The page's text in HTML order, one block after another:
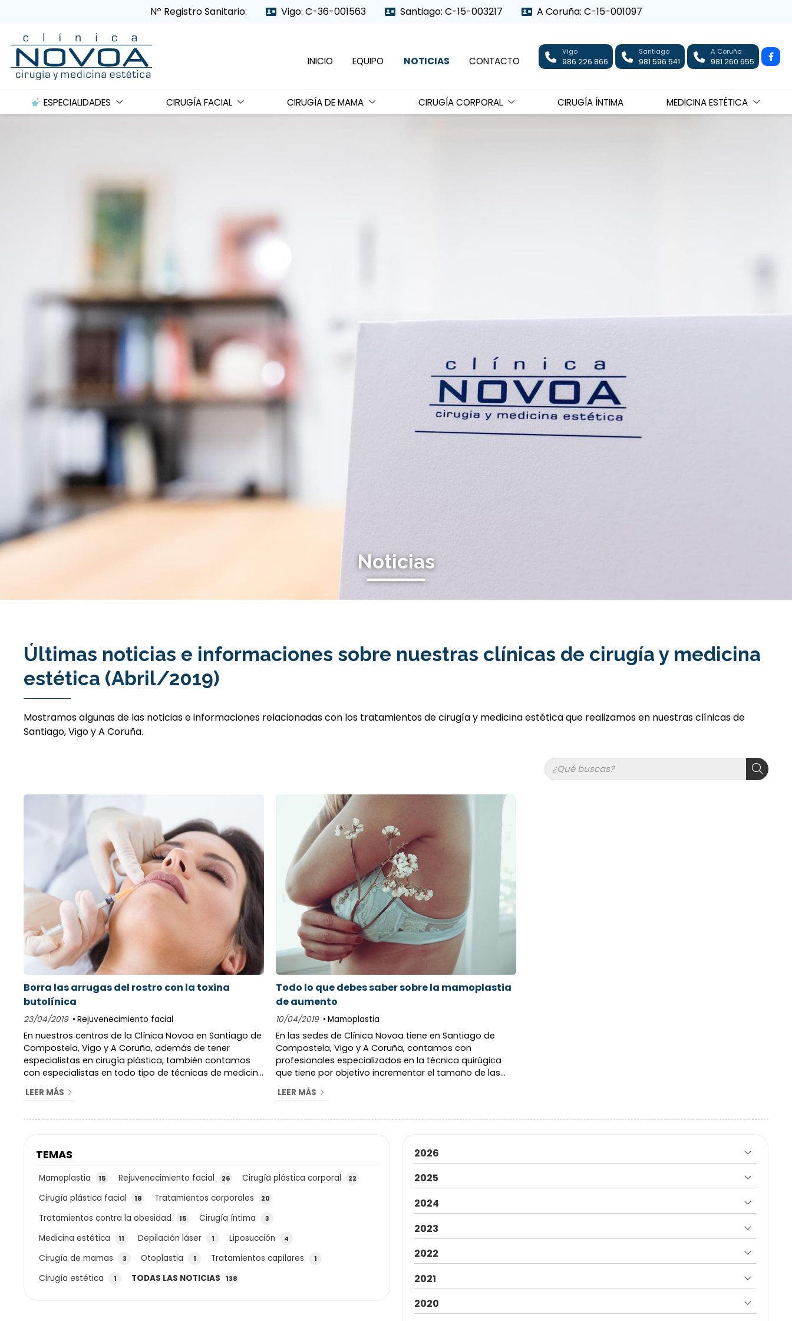
Nº Registro Sanitario: Vigo: C-36-001563 Santiago: C-15-003217 A Coruña: C-15-001097
INICIO EQUIPO NOTICIAS CONTACTO
Vigo
986 226 866
Santiago
981 596 541
A Coruña
981 260 655
ESPECIALIDADES CIRUGÍA FACIAL CIRUGÍA DE MAMA CIRUGÍA CORPORAL CIRUGÍA ÍNTIMA MEDICINA ESTÉTICA
Noticias
Últimas noticias e informaciones sobre nuestras clínicas de cirugía y medicina
estética (Abril/2019)
Mostramos algunas de las noticias e informaciones relacionadas con los tratamientos de cirugía y medicina estética que realizamos en nuestras clínicas de
Santiago, Vigo y A Coruña.
TEMAS
TODAS LAS NOTICIAS 138
Mamoplastia 15 Rejuvenecimiento facial 26 Cirugía plástica corporal 22
Cirugía plástica facial 18 Tratamientos corporales 20
Tratamientos contra la obesidad 15 Cirugía íntima 3
Medicina estética 11 Depilación láser 1 Liposucción 4
Cirugía de mamas 3 Otoplastia 1 Tratamientos capilares 1
Cirugía estética 1
Borra las arrugas del rostro con la toxina
butolínica
23/04/2019 Rejuvenecimiento facial
En nuestros centros de la Clínica Novoa en Santiago de
Compostela, Vigo y A Coruña, además de tener
especialistas en cirugía plástica, también contamos
con especialistas en todo tipo de técnicas de medicina
estética. Algunos de los servicios más demandados
por nuestros pacientes dentro de la medicina estética
Además, dentro de todos ellos el tratamiento más
LEER MÁS
Todo lo que debes saber sobre la mamoplastia
de aumento
10/04/2019 Mamoplastia
En las sedes de Clínica Novoa tiene en Santiago de
Compostela, Vigo y A Coruña, contamos con
profesionales especializados en la técnica quirúgica
que tiene por objetivo incrementar el tamaño de las
mamas, conocida como mamoplastia de aumento.
Son muchas las razones y muy diferentes las razonas
mamoplastia. Algunas de ellas son: Mamas pequeñas
mamoplastia de aumento porque no están a gusto
LEER MÁS
2026
2025
2024
2023
2022
2021
2020